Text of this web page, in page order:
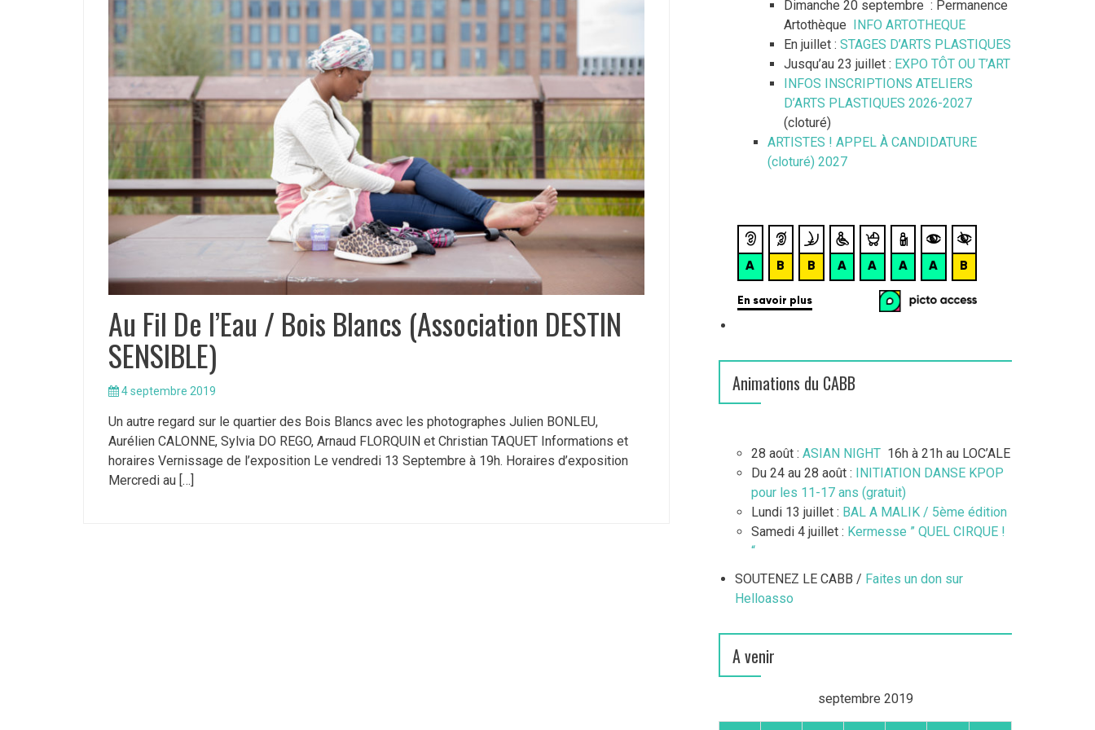
Au Fil De l’Eau / Bois Blancs (Association DESTIN
SENSIBLE)
4 septembre 2019
Un autre regard sur le quartier des Bois Blancs avec les photographes Julien BONLEU,
Aurélien CALONNE, Sylvia DO REGO, Arnaud FLORQUIN et Christian TAQUET Informations et
horaires Vernissage de l’exposition Le vendredi 13 Septembre à 19h. Horaires d’exposition
Mercredi au […]
Dimanche 20 septembre : Permanence
Artothèque INFO ARTOTHEQUE
En juillet : STAGES D’ARTS PLASTIQUES
Jusqu’au 23 juillet : EXPO TÔT OU T’ART
INFOS INSCRIPTIONS ATELIERS
D’ARTS PLASTIQUES 2026-2027
(cloturé)
ARTISTES ! APPEL À CANDIDATURE
(cloturé) 2027
Animations du CABB
28 août : ASIAN NIGHT 16h à 21h au LOC’ALE
Du 24 au 28 août : INITIATION DANSE KPOP
pour les 11-17 ans (gratuit)
Lundi 13 juillet : BAL A MALIK / 5ème édition
Samedi 4 juillet : Kermesse ” QUEL CIRQUE !
“
SOUTENEZ LE CABB / Faites un don sur
Helloasso
A venir
septembre 2019